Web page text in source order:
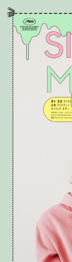
🎬